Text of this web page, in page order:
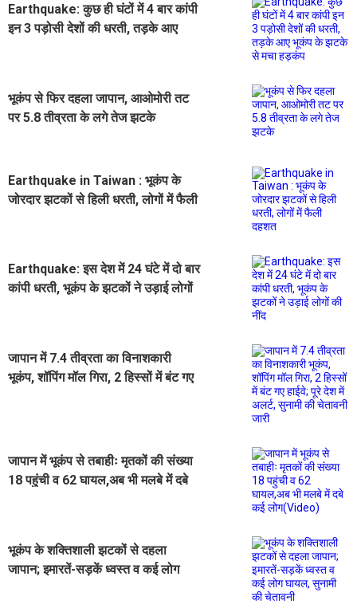
Earthquake: कुछ ही घंटों में 4 बार कांपी
इन 3 पड़ोसी देशों की धरती, तड़के आए
भूकंप से फिर दहला जापान, आओमोरी तट
पर 5.8 तीव्रता के लगे तेज झटके
Earthquake in Taiwan : भूकंप के
जोरदार झटकों से हिली धरती, लोगों में फैली
Earthquake: इस देश में 24 घंटे में दो बार
कांपी धरती, भूकंप के झटकों ने उड़ाई लोगों
जापान में 7.4 तीव्रता का विनाशकारी
भूकंप, शॉपिंग मॉल गिरा, 2 हिस्सों में बंट गए
जापान में भूकंप से तबाहीः मृतकों की संख्या
18 पहुंची व 62 घायल,अब भी मलबे में दबे
भूकंप के शक्तिशाली झटकों से दहला
जापान; इमारतें-सड़कें ध्वस्त व कई लोग